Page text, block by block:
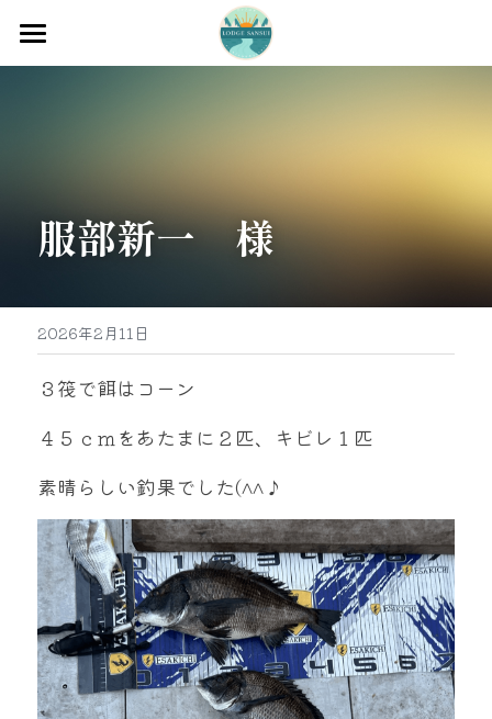
ホーム
牡蠣販売
グッズ販売
駐車場
お問い合わせ
0597-32-0573
mtok0617love@yahoo.co.jp
お問い合わせ
服部新一　様
2026年2月11日
３筏で餌はコーン
４５ｃｍをあたまに２匹、キビレ１匹
素晴らしい釣果でした(^^♪